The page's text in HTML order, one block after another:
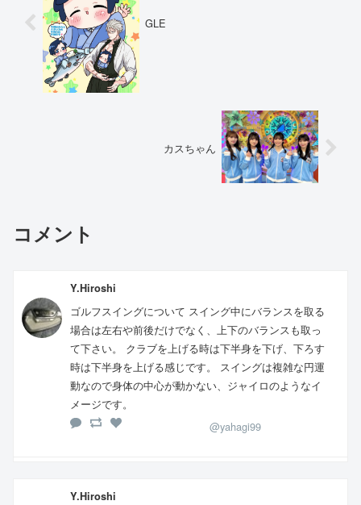
GLE
カスちゃん
コメント
Y.Hiroshi
ゴルフスイングについて スイング中にバランスを取る
場合は左右や前後だけでなく、上下のバランスも取っ
て下さい。 クラブを上げる時は下半身を下げ、下ろす
時は下半身を上げる感じです。 スイングは複雑な円運
動なので身体の中心が動かない、ジャイロのようなイ
メージです。
@yahagi99
Y.Hiroshi